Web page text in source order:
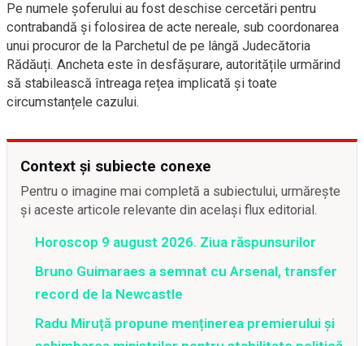
Pe numele șoferului au fost deschise cercetări pentru
contrabandă și folosirea de acte nereale, sub coordonarea
unui procuror de la Parchetul de pe lângă Judecătoria
Rădăuți. Ancheta este în desfășurare, autoritățile urmărind
să stabilească întreaga rețea implicată și toate
circumstanțele cazului.
Context și subiecte conexe
Pentru o imagine mai completă a subiectului, urmărește
și aceste articole relevante din același flux editorial.
Horoscop 9 august 2026. Ziua răspunsurilor
Bruno Guimaraes a semnat cu Arsenal, transfer
record de la Newcastle
Radu Miruță propune menținerea premierului și